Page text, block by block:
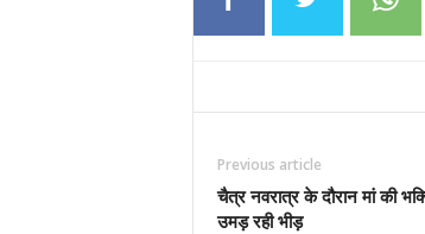
Previous article
चैत्र नवरात्र के दौरान मां की
उमड़ रही भीड़